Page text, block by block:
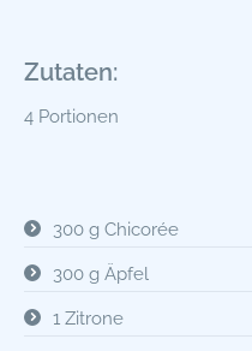
Zutaten:
4 Portionen
300 g Chicorée
300 g Äpfel
1 Zitrone